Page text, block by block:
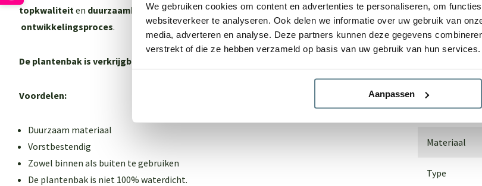
We gebruiken cookies om content en advertenties te personaliseren, om
websiteverkeer te analyseren. Ook delen we informatie over uw gebruik van
media, adverteren en analyse. Deze partners kunnen deze gegevens
verstrekt of die ze hebben verzameld op basis van uw gebruik van hun services.
Aanpassen
topkwaliteit en duurzaamheiddankzij eenintensief enzorgvuldig
ontwikkelingsproces.
De plantenbak is verkrijgbaar in 3 kleuren:
Voordelen:
Duurzaam materiaal
Vorstbestendig
Zowel binnen als buiten te gebruiken
De plantenbak is niet 100% waterdicht.
Merk
Vorm
Gebruik
Materiaal
Type